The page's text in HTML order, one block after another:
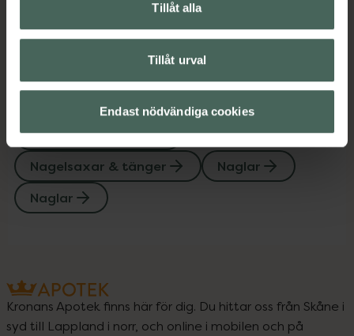
Tillåt alla
Tillåt urval
Endast nödvändiga cookies
Upptäck flera produkter inom
Barn och föräldrar
Händer och fötter
Nagelsaxar & tänger
Naglar
Naglar
Kronans Apotek finns här för dig. Du hittar oss från Skåne i
syd till Lappland i norr, och online i mobilen och på